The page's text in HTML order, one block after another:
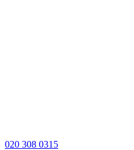
020 308 0315